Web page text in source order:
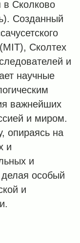
в Сколково
Созданный
(MIT), Сколтех
и
научные
важнейших
и миром.
опираясь на
и
и
делая особый
и